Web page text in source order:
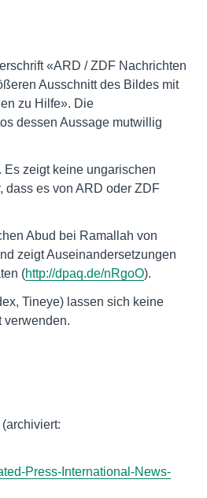
«ARD / ZDF Nachrichten
Ausschnitt des Bildes mit
zu Hilfe». Die
dessen Aussage mutwillig
zeigt keine ungarischen
dass es von ARD oder ZDF
Abud bei Ramallah von
zeigt Auseinandersetzungen
(http://dpaq.de/nRgoO).
Tineye) lassen sich keine
verwenden.
(archiviert:
Press-International-News-